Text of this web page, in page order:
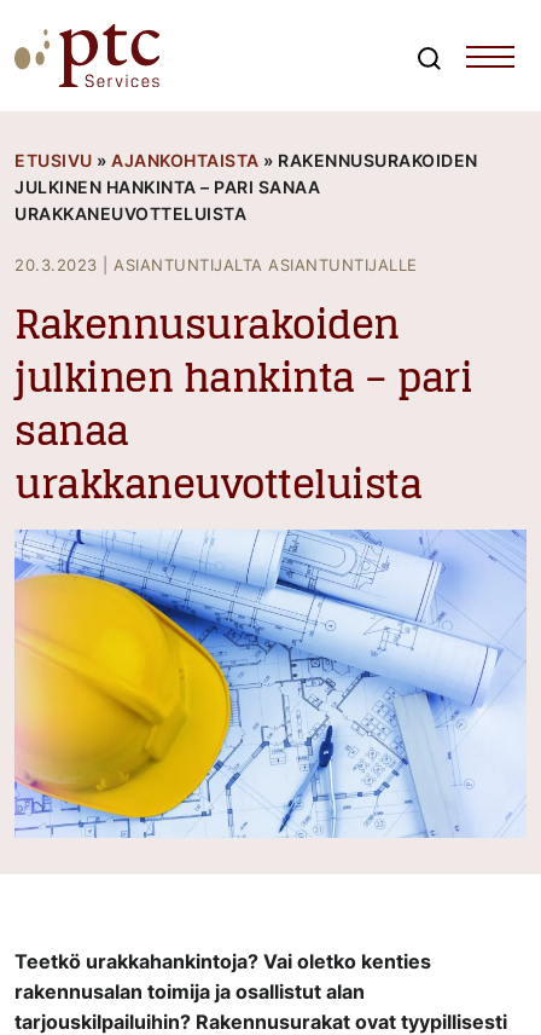
to
content
ETUSIVU » AJANKOHTAISTA » RAKENNUSURAKOIDEN
JULKINEN HANKINTA – PARI SANAA
URAKKANEUVOTTELUISTA
20.3.2023 ASIANTUNTIJALTA ASIANTUNTIJALLE
Rakennusurakoiden
julkinen hankinta – pari
sanaa
urakkaneuvotteluista
Teetkö urakkahankintoja? Vai oletko kenties
rakennusalan toimija ja osallistut alan
tarjouskilpailuihin? Rakennusurakat ovat tyypillisesti